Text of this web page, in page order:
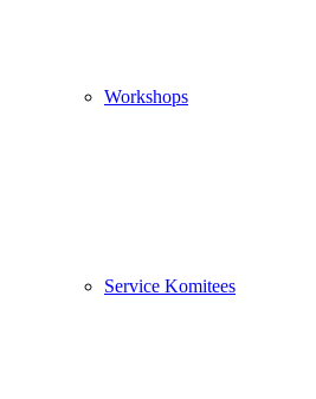
Workshops
Service Komitees